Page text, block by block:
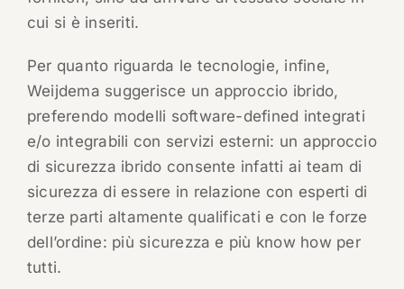
cui si è inseriti.
Per quanto riguarda le tecnologie, infine,
Weijdema suggerisce un approccio ibrido,
preferendo modelli software-defined integrati
e/o integrabili con servizi esterni: un approccio
di sicurezza ibrido consente infatti ai team di
sicurezza di essere in relazione con esperti di
terze parti altamente qualificati e con le forze
dell’ordine: più sicurezza e più know how per
tutti.